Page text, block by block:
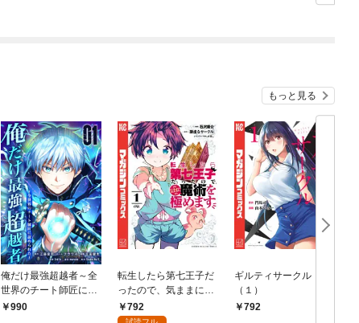
もっと見る
俺だけ最強超越者～全
世界のチート師匠に認
められた～【単行本】
990
転生したら第七王子だ
ったので、気ままに魔
術を極めます（１）
792
ギルティサークル
（１）
792